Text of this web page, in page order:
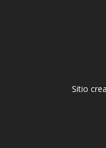
Sitio